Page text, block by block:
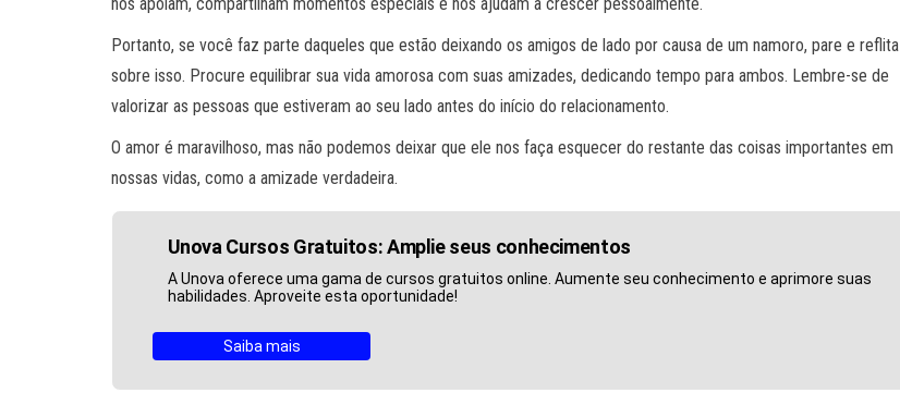
Portanto, se você faz parte daqueles que estão deixando os amigos de lado por causa de um namoro, pare e reflita
sobre isso. Procure equilibrar sua vida amorosa com suas amizades, dedicando tempo para ambos. Lembre-se de
valorizar as pessoas que estiveram ao seu lado antes do início do relacionamento.
O amor é maravilhoso, mas não podemos deixar que ele nos faça esquecer do restante das coisas importantes em
nossas vidas, como a amizade verdadeira.
Unova Cursos Gratuitos: Amplie seus conhecimentos
A Unova oferece uma gama de cursos gratuitos online. Aumente seu conhecimento e aprimore suas
habilidades. Aproveite esta oportunidade!
Saiba mais